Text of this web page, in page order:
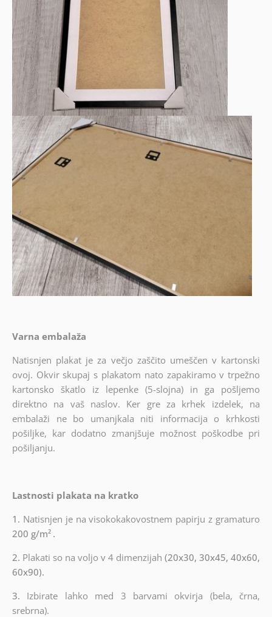
Varna embalaža
Natisnjen plakat je za večjo zaščito umeščen v kartonski
ovoj. Okvir skupaj s plakatom nato zapakiramo v trpežno
kartonsko škatlo iz lepenke (5-slojna) in ga pošljemo
direktno na vaš naslov. Ker gre za krhek izdelek, na
embalaži ne bo umanjkala niti informacija o krhkosti
pošiljke, kar dodatno zmanjšuje možnost poškodbe pri
pošiljanju.
Lastnosti plakata na kratko
1. Natisnjen je na visokokakovostnem papirju z gramaturo
200 g/m² .
2. Plakati so na voljo v 4 dimenzijah(20x30, 30x45, 40x60,
60x90).
3. Izbirate lahko med 3 barvami okvirja (bela, črna,
srebrna).